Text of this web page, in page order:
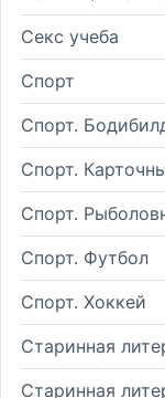
Секс учеба
Спорт
Спорт.
Спорт.
Спорт.
Спорт. Футбол
Спорт. Хоккей
Старинная
Старинная